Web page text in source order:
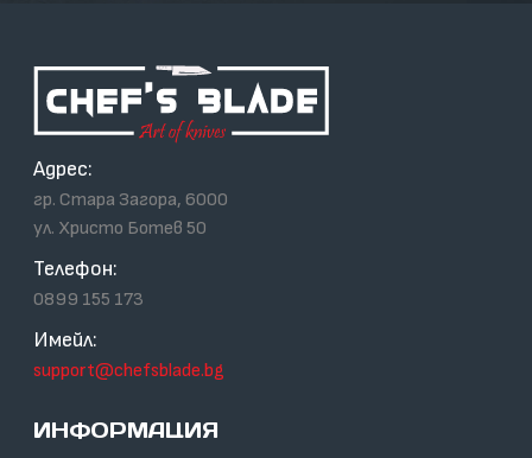
Адрес:
гр. Стара Загора, 6000
ул. Христо Ботев 50
Телефон:
0899 155 173
Имейл:
support@chefsblade.bg
ИНФОРМАЦИЯ